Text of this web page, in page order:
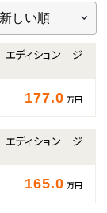
ディション ジ
177.0 万円
ディション ジ
165.0 万円